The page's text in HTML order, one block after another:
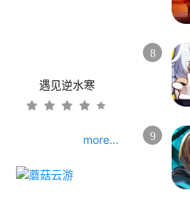
遇见逆水寒
more...
8
9